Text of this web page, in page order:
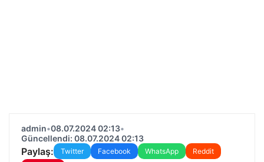
admin•08.07.2024 02:13•
Güncellendi: 08.07.2024 02:13
Paylaş: Twitter Facebook WhatsApp
Reddit